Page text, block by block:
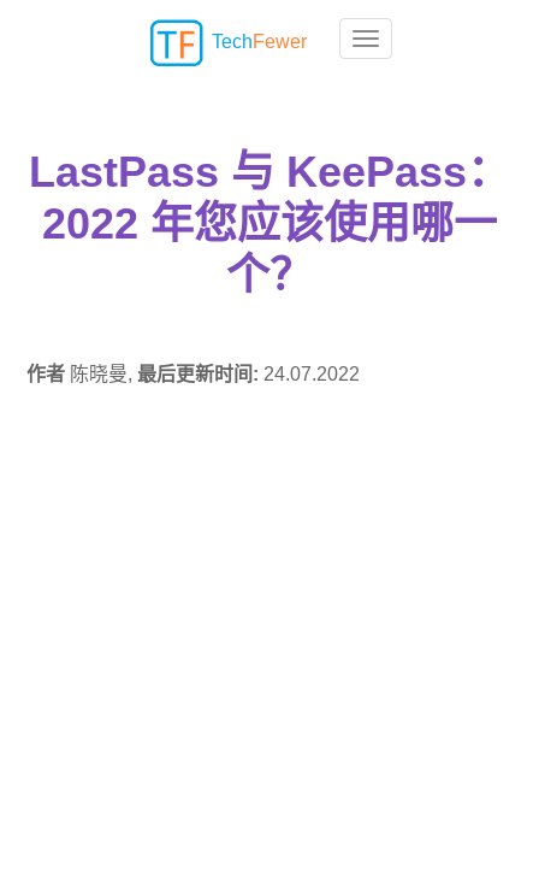
Toggle navigation
TechFewer
LastPass 与 KeePass：
2022 年您应该使用哪一
个？
作者 陈晓曼,最后更新时间: 24.07.2022